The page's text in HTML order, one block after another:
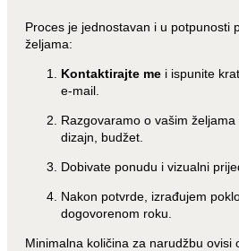
Proces je jednostavan i u potpunosti
željama:
Kontaktirajte me i ispunite
e-mail.
Razgovaramo o vašim željama
dizajn, budžet.
Dobivate ponudu i vizualni
Nakon potvrde, izrađujem
dogovorenom roku.
Minimalna količina za narudžbu ovisi